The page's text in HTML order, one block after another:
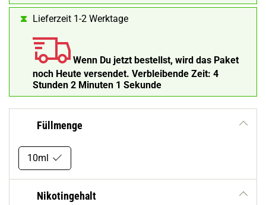
Lieferzeit 1-2 Werktage
Wenn Du jetzt bestellst, wird das Paket
noch Heute versendet. Verbleibende Zeit: 4
Stunden 2 Minuten
Füllmenge
10ml
Nikotingehalt